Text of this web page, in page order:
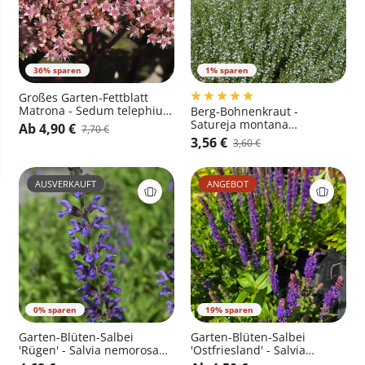
36% sparen
Großes Garten-Fettblatt
Matrona - Sedum telephium
'Matrona'
Ab 4,90 € 7,70 €
1% sparen
Berg-Bohnenkraut -
Satureja montana
ssp.montana
3,56 € 3,60 €
0% sparen
AUSVERKAUFT
Garten-Blüten-Salbei
'Rügen' - Salvia nemorosa
19% sparen
ANGEBOT
Garten-Blüten-Salbei
'Ostfriesland' - Salvia